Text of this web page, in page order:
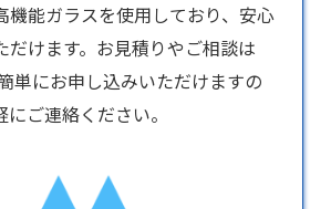
機能ガラスを使用しており、安心
だけます。お見積りやご相談は
単にお申し込みいただけますの
ご連絡ください。